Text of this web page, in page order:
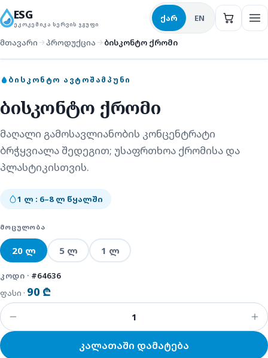
ESG
ᲔᲙᲝᲙᲔᲛᲘᲙᲐ ᲡᲔᲠᲕᲘᲡ ᲯᲒᲣᲤᲘ
ქარ EN
მთავარი პროდუქცია ბისკონტო ქრომი
ᲑᲘᲡᲙᲝᲜᲢᲝ ᲐᲕᲢᲝᲨᲐᲛᲞᲣᲜᲘ
ბისკონტო ქრომი
მაღალი გამოსავლიანობის კონცენტრატი
ბრჭყვიალა შედეგით; უსაფრთხოა ქრომისა და
პლასტიკისთვის.
1 ლ : 6–8 ლ წყალში
ᲛᲝᲪᲣᲚᲝᲑᲐ
20 ლ 5 ლ 1 ლ
ᲙᲝᲓᲘ · #64636
ფასი · 90 ₾
კალათაში დამატება
ბისკონტო ავტოშამპუნი
ქართული წარმოება · MADE IN GEORGIA ·